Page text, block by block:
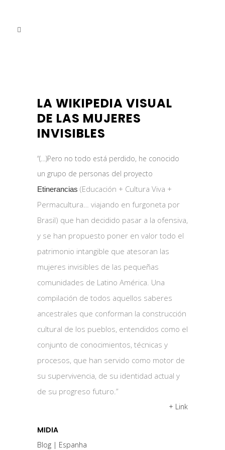
LA WIKIPEDIA VISUAL
DE LAS MUJERES
INVISIBLES
“(…)Pero no todo está perdido, he conocido
un grupo de personas del proyecto
Etinerancias (Educación + Cultura Viva +
Permacultura… viajando en furgoneta por
Brasil) que han decidido pasar a la ofensiva,
y se han propuesto poner en valor todo el
patrimonio intangible que atesoran las
mujeres invisibles de las pequeñas
comunidades de Latino América. Una
compilación de todos aquellos saberes
ancestrales que conforman la construcción
cultural de los pueblos, entendidos como el
conjunto de conocimientos, técnicas y
procesos, que han servido como motor de
su supervivencia, de su identidad actual y
de su progreso futuro.”
+ Link
MIDIA
Blog | Espanha